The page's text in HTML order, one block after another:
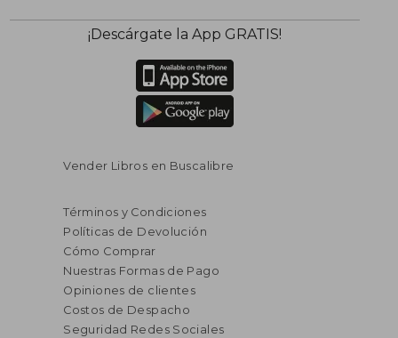
¡Descárgate la App GRATIS!
Vender Libros en Buscalibre
Términos y Condiciones
Políticas de Devolución
Cómo Comprar
Nuestras Formas de Pago
Opiniones de clientes
Costos de Despacho
Seguridad Redes Sociales